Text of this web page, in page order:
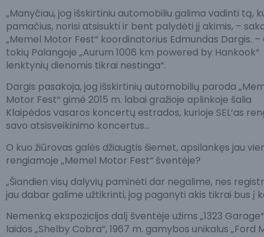
„Manyčiau, jog išskirtiniu automobiliu galima vadinti tą,
pamačius, norisi atsisukti ir bent palydėti jį akimis, –
„Memel Motor Fest“ koordinatorius Edmundas Dargis. –
tokių Palangoje „Aurum 1006 km powered by Hankook“
lenktynių dienomis tikrai nestinga“.
Dargis pasakoja, jog išskirtinių automobilių paroda
Motor Fest“ gimė 2015 m. labai gražioje aplinkoje šalia
Klaipėdos vasaros koncertų estrados, kurioje SEL‘as
savo atsisveikinimo koncertus…
O kuo žiūrovas galės džiaugtis šiemet, apsilankęs jau
rengiamoje „Memel Motor Fest“ šventėje?
„Šiandien visų dalyvių paminėti dar negalime, nes
jau dabar galime užtikrinti, jog paganyti akis tikrai bus į
Nemenką ekspozicijos dalį šventėje užims „1323
laidos „Shelby Cobra“, 1967 m. gamybos unikalus „Ford